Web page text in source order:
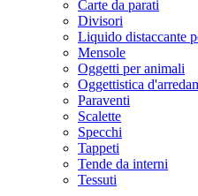
Carte da parati
Divisori
Liquido distaccante
Mensole
Oggetti per animali
Oggettistica
Paraventi
Scalette
Specchi
Tappeti
Tende da interni
Tessuti